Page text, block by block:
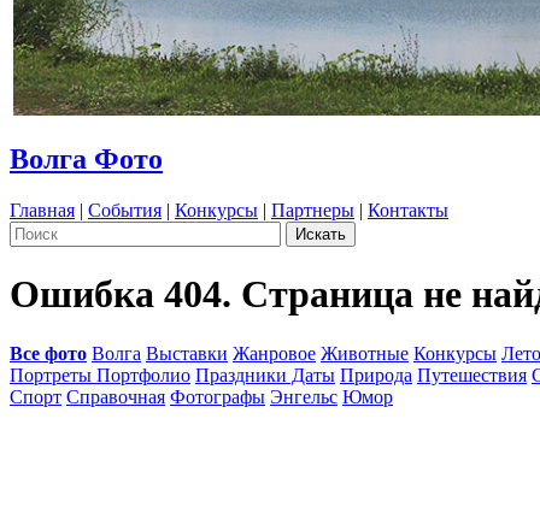
Волга Фото
Главная | События | Конкурсы | Партнеры | Контакты
Ошибка 404. Страница не
Все фото Волга Выставки Жанровое Животные Конкурсы
Портреты Портфолио Праздники Даты Природа Путешествия
Спорт Справочная Фотографы Энгельс Юмор